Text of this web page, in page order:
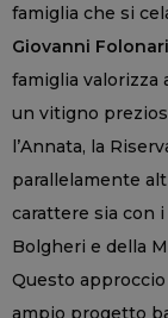
famiglia che si
Giovanni
famiglia valorizza
un vitigno
l’Annata, la
parallelamente
carattere sia con
Bolgheri e della
Questo
ampio progetto